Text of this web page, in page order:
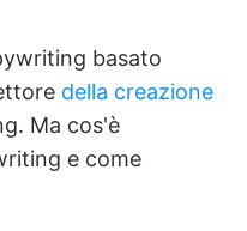
basato
della creazione
Ma cos'è
e come